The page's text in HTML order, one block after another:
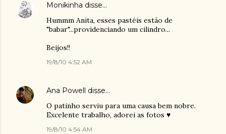
Monikinha disse…
Hummm Anita, esses pastéis estão de
"babar"...providenciando um cilindro...
Beijos!!
19/8/10 4:52 AM
Ana Powell disse…
O patinho serviu para uma causa bem nobre.
Excelente trabalho, adorei as fotos ♥
19/8/10 4:54 AM